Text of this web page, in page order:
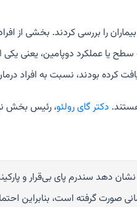
را بررسی کردند. بخشی از
یا عملکرد دوپامین، یعنی
کرده بودند، نسبت به افراد
دکتر گای رولئو، رئیس بخش
دهد سندرم پای بی‌قرار و
صورت گرفته است، بنابراین